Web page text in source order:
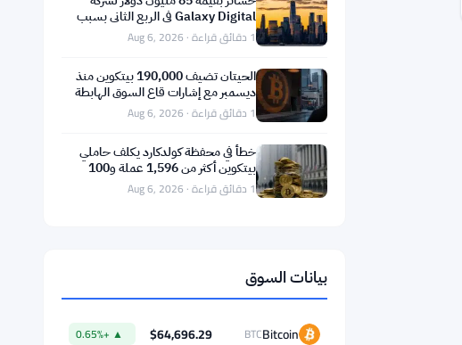
دعوات ترامب لمجلس الاحتياطي
على المحك
1 دقائق قراءة · Aug 6, 2026
المستقرة مع بوردرلس1 دقائق قراءة · Aug 6, 2026
خسائر بقيمة 85 مليون دولار لشركة
ديسمبر مع إشارات قاع السوق الهابطة
1 دقائق قراءة · Aug 6, 2026
خطأ في محفظة كولدكارد يكلف حاملي